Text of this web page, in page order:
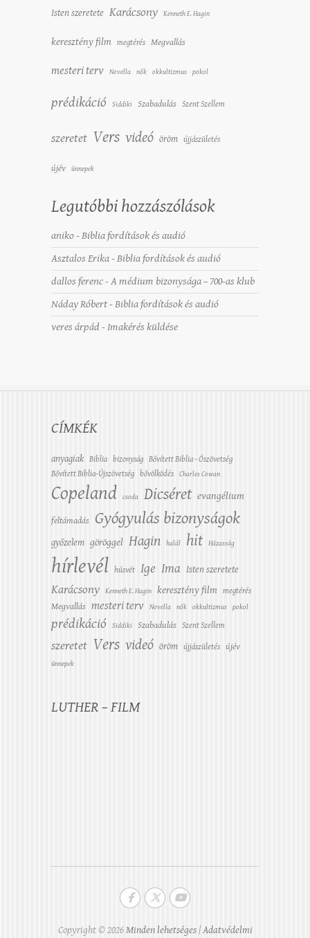
Isten szeretete Karácsony Kenneth E. Hagin
keresztény film megtérés Megvallás
mesteri terv Novella nők okkultizmus pokol
prédikáció Siddiki Szabadulás Szent Szellem
szeretet Vers videó öröm újjászületés
újév ünnepek
Legutóbbi hozzászólások
aniko-Biblia fordítások és audió
Asztalos Erika-Biblia fordítások és audió
dallos ferenc-A médium bizonysága – 700-as klub
Náday Róbert-Biblia fordítások és audió
veres árpád -Imakérés küldése
CÍMKÉK
anyagiak Biblia bizonyság Bővített Biblia - Ószövetség
Bővített Biblia-Újszövetség bővölködés Charles Cowan
Copeland csoda Dicséret evangélium
feltámadás Gyógyulás bizonyságok
győzelem göröggel Hagin halál hit Házasság
hírlevél húsvét Ige Ima Isten szeretete
Karácsony Kenneth E. Hagin keresztény film megtérés
Megvallás mesteri terv Novella nők okkultizmus pokol
prédikáció Siddiki Szabadulás Szent Szellem
szeretet Vers videó öröm újjászületés újév
ünnepek
LUTHER – FILM
Copyright © 2026Minden lehetséges|Adatvédelmi